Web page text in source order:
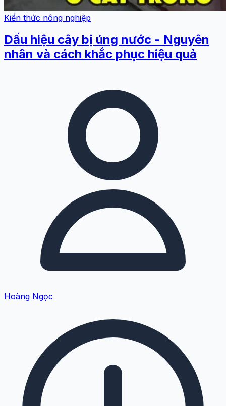
Kiến thức nông nghiệp
Dấu hiệu cây bị úng nước - Nguyên
nhân và cách khắc phục hiệu quả
Hoàng Ngọc